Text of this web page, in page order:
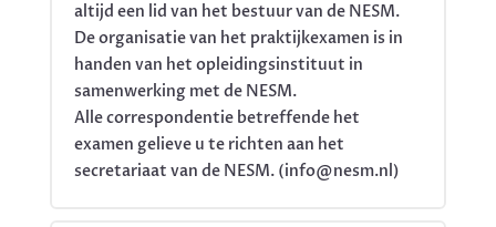
altijd een lid van het bestuur van de NESM.
De organisatie van het praktijkexamen is in
handen van het opleidingsinstituut in
samenwerking met de NESM.
Alle correspondentie betreffende het
examen gelieve u te richten aan het
secretariaat van de NESM. (info@nesm.nl)